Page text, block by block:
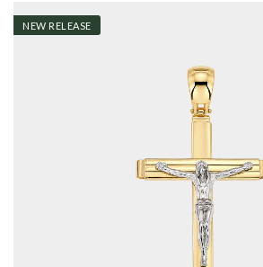
NEW RELEASE